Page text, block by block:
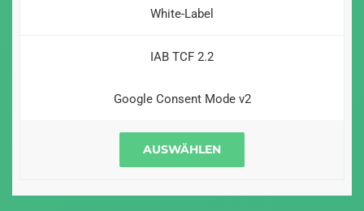
White-Label
IAB TCF 2.2
Google Consent Mode v2
AUSWÄHLEN